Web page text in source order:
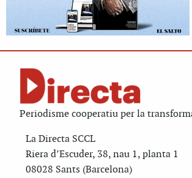
Periodisme cooperatiu per la
La Directa SCCL
Riera d’Escuder, 38, nau 1, planta 1
08028 Sants (Barcelona)